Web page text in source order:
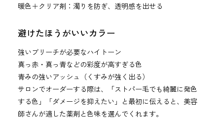
暖色＋クリア剤：濁りを防ぎ、透明感を出せる
避けたほうがいいカラー
強いブリーチが必要なハイトーン
真っ赤・真っ青などの彩度が高すぎる色
青みの強いアッシュ（くすみが強く出る）
サロンでオーダーする際は、「ストパー毛でも綺麗に発色
する色」「ダメージを抑えたい」と最初に伝えると、美容
師さんが適した薬剤と色味を選んでくれます。